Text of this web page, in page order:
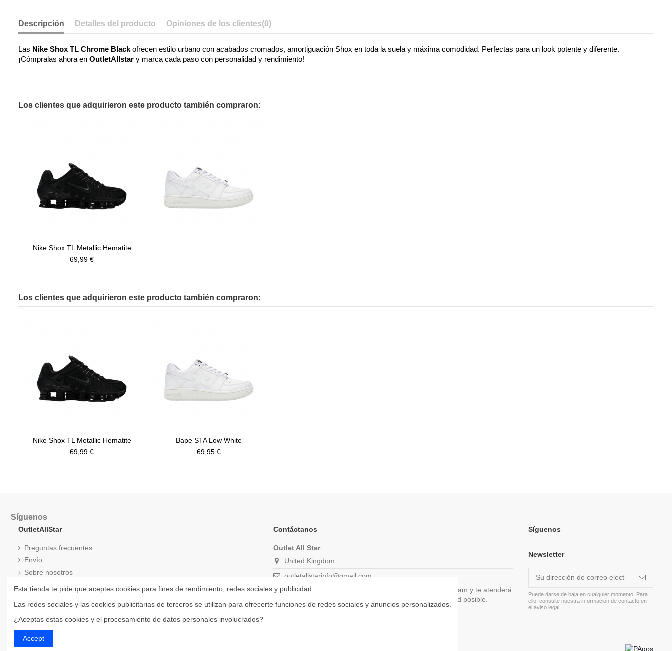
Descripción Detalles del producto Opiniones de los clientes(0)
Las Nike Shox TL Chrome Black ofrecen estilo urbano con acabados cromados, amortiguación Shox en toda la suela y máxima comodidad. Perfectas para un look potente y diferente.
¡Cómpralas ahora en OutletAllstar y marca cada paso con personalidad y rendimiento!
Los clientes que adquirieron este producto también compraron:
Nike Shox TL Metallic Hematite
69,99 €
Los clientes que adquirieron este producto también compraron:
Nike Shox TL Metallic Hematite
69,99 €
Bape STA Low White
69,95 €
Síguenos
OutletAllStar
Preguntas frecuentes
Envío
Sobre nosotros
Aviso legal
Contáctanos
Outlet All Star
United Kingdom
outletallstarinfo@gmail.com
Contacta con nosotros a través de nuestro Email o Instagram y te atenderá
nuestro equipo de atención al cliente en la mayor brevedad posible.
Síguenos
Newsletter
Puede darse de baja en cualquier momento. Para
ello, consulte nuestra información de contacto en
el aviso legal.
Esta tienda te pide que aceptes cookies para fines de rendimiento, redes sociales y publicidad.
Las redes sociales y las cookies publicitarias de terceros se utilizan para ofrecerte funciones de redes sociales y anuncios personalizados.
¿Aceptas estas cookies y el procesamiento de datos personales involucrados?
Accept